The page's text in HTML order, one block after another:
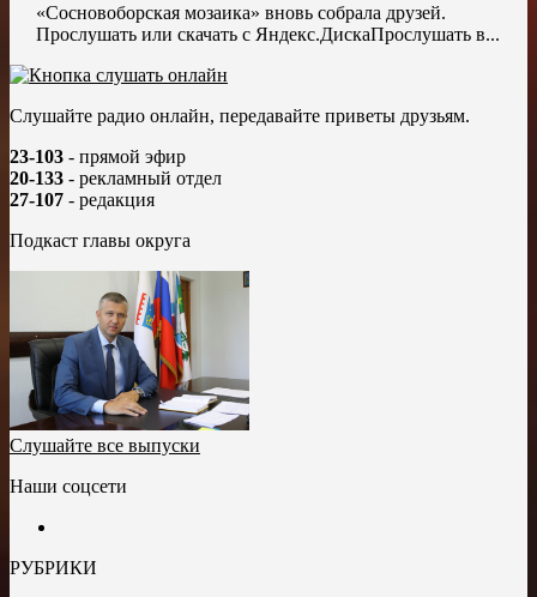
«Сосновоборская мозаика» вновь собрала друзей.
Прослушать или скачать с Яндекс.ДискаПрослушать в...
Слушайте радио онлайн, передавайте приветы друзьям.
23-103 - прямой эфир
20-133 - рекламный отдел
27-107 - редакция
Подкаст главы округа
Слушайте все выпуски
Наши соцсети
РУБРИКИ